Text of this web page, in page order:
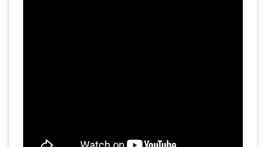
LEER MÁS Enfermedad periodontal